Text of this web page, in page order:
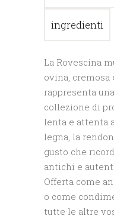
ingredienti
La Rovescina
ovina, cremosa
rappresenta
collezione di
lenta e attenta
legna, la
gusto che
antichi e
Offerta come
o come
tutte le altre